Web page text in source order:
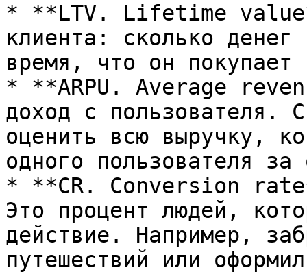
* **LTV. Lifetime
клиента: сколько денег
время, что он покупает
* **ARPU. Average
доход с пользователя.
оценить всю выручку,
одного пользователя
* **CR. Conversion
Это процент людей,
действие. Например,
путешествий или